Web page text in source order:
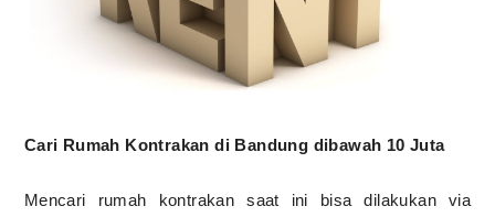
Cari Rumah Kontrakan di Bandung dibawah 10 Juta
Mencari rumah kontrakan saat ini bisa dilakukan via